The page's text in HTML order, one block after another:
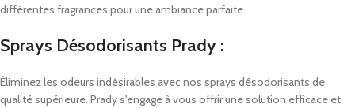
différentes fragrances pour une ambiance parfaite.
Sprays Désodorisants Prady :
Éliminez les odeurs indésirables avec nos sprays désodorisants de
qualité supérieure. Prady s'engage à vous offrir une solution efficace et